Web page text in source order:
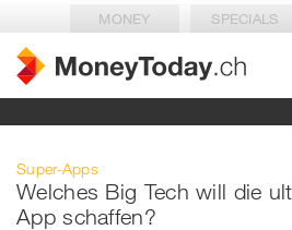
MONEY SPECIALS
Super-Apps
Welches Big Tech will die
App schaffen?